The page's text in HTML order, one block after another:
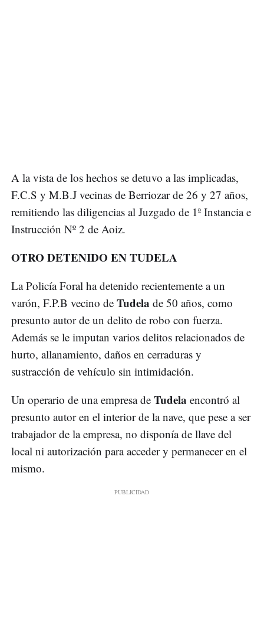
A la vista de los hechos se detuvo a las implicadas,
F.C.S y M.B.J vecinas de Berriozar de 26 y 27 años,
remitiendo las diligencias al Juzgado de 1ª Instancia e
Instrucción Nº 2 de Aoiz.
OTRO DETENIDO EN TUDELA
La Policía Foral ha detenido recientemente a un
varón, F.P.B vecino de Tudela de 50 años, como
presunto autor de un delito de robo con fuerza.
Además se le imputan varios delitos relacionados de
hurto, allanamiento, daños en cerraduras y
sustracción de vehículo sin intimidación.
Un operario de una empresa de Tudela encontró al
presunto autor en el interior de la nave, que pese a ser
trabajador de la empresa, no disponía de llave del
local ni autorización para acceder y permanecer en el
mismo.